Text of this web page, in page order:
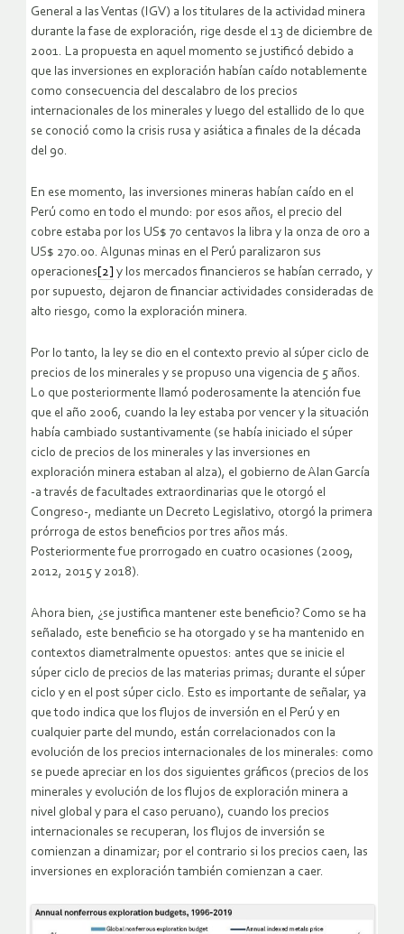
General a las Ventas (IGV) a los titulares de la actividad minera
durante la fase de exploración, rige desde el 13 de diciembre de
2001. La propuesta en aquel momento se justificó debido a
que las inversiones en exploración habían caído notablemente
como consecuencia del descalabro de los precios
internacionales de los minerales y luego del estallido de lo que
se conoció como la crisis rusa y asiática a finales de la década
del 90.
En ese momento, las inversiones mineras habían caído en el
Perú como en todo el mundo: por esos años, el precio del
cobre estaba por los US$ 70 centavos la libra y la onza de oro a
US$ 270.00. Algunas minas en el Perú paralizaron sus
operaciones [2] y los mercados financieros se habían cerrado, y
por supuesto, dejaron de financiar actividades consideradas de
alto riesgo, como la exploración minera.
Por lo tanto, la ley se dio en el contexto previo al súper ciclo de
precios de los minerales y se propuso una vigencia de 5 años.
Lo que posteriormente llamó poderosamente la atención fue
que el año 2006, cuando la ley estaba por vencer y la situación
había cambiado sustantivamente (se había iniciado el súper
ciclo de precios de los minerales y las inversiones en
exploración minera estaban al alza), el gobierno de Alan García
-a través de facultades extraordinarias que le otorgó el
Congreso-, mediante un Decreto Legislativo, otorgó la primera
prórroga de estos beneficios por tres años más.
Posteriormente fue prorrogado en cuatro ocasiones (2009,
2012, 2015 y 2018).
Ahora bien, ¿se justifica mantener este beneficio? Como se ha
señalado, este beneficio se ha otorgado y se ha mantenido en
contextos diametralmente opuestos: antes que se inicie el
súper ciclo de precios de las materias primas; durante el súper
ciclo y en el post súper ciclo. Esto es importante de señalar, ya
que todo indica que los flujos de inversión en el Perú y en
cualquier parte del mundo, están correlacionados con la
evolución de los precios internacionales de los minerales: como
se puede apreciar en los dos siguientes gráficos (precios de los
minerales y evolución de los flujos de exploración minera a
nivel global y para el caso peruano), cuando los precios
internacionales se recuperan, los flujos de inversión se
comienzan a dinamizar; por el contrario si los precios caen, las
inversiones en exploración también comienzan a caer.